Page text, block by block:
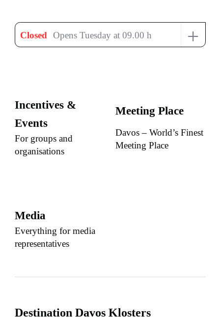
Closed Opens Tuesday at 09.00 h +
Incentives &
Events
For groups and
organisations
Meeting Place
Davos – World’s Finest
Meeting Place
Media
Everything for media
representatives
Destination Davos Klosters